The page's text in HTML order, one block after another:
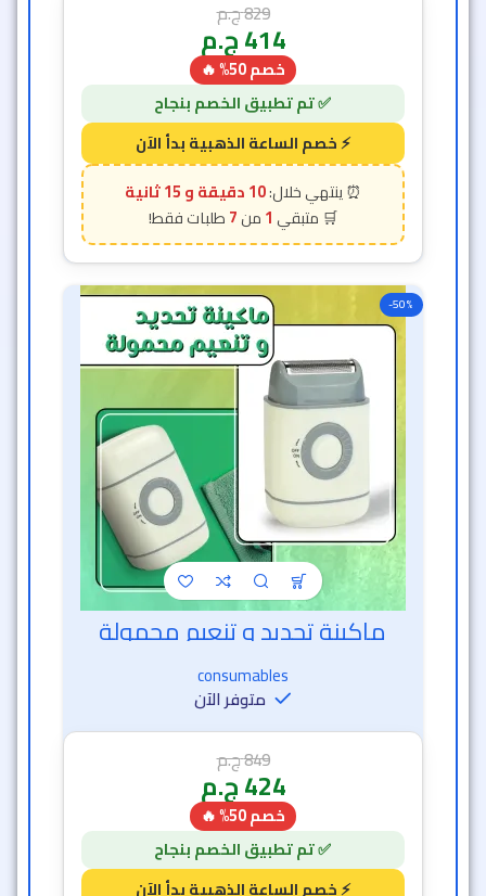
829ج.م
414ج.م
خصم 50% 🔥
10 دقيقة و 12 ثانية
1
7
-50%
خصم الساعة الذهبية
ماكينة تحديد و تنعيم محمولة
consumables
متوفر الآن
849ج.م
424ج.م
خصم 50% 🔥